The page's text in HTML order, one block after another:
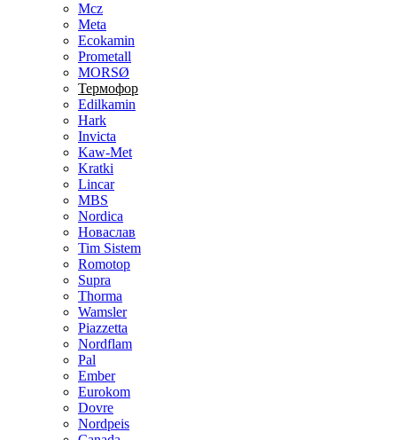
Mcz
Meta
Ecokamin
Prometall
MORSØ
Термофор
Edilkamin
Hark
Invicta
Kaw-Met
Kratki
Lincar
MBS
Nordica
Новаслав
Tim Sistem
Romotop
Supra
Thorma
Wamsler
Piazzetta
Nordflam
Pal
Ember
Eurokom
Dovre
Nordpeis